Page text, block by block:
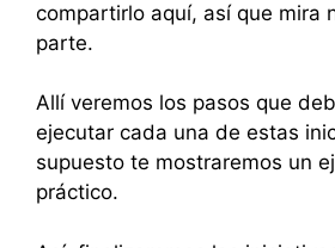
compartirlo aquí, así que mira
parte.
Allí veremos los pasos que
ejecutar cada una de estas
supuesto te mostraremos un
práctico.